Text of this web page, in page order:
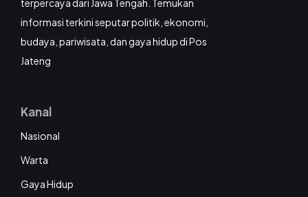
informasi terkini seputar politik, ekonomi,
budaya, pariwisata, dan gaya hidup di Pos
Jateng
Kanal
Nasional
Warta
Gaya Hidup